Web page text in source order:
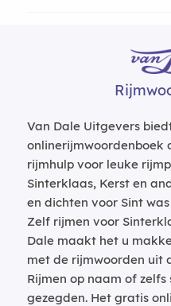
Van Dale Uitgevers
onlinerijmwoordenboek
rijmhulp voor leuke
Sinterklaas, Kerst en
en dichten voor Sint
Zelf rijmen voor
Dale maakt het u
met de rijmwoorden uit
Rijmen op naam of
gezegden. Het gratis